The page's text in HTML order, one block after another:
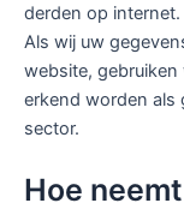
derden op internet.
Als wij uw
website,
erkend worden als
sector.
Hoe